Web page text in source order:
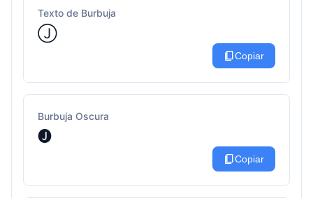
Texto de Burbuja
Ⓙ
content_copyCopiar
Burbuja Oscura
🅙
content_copyCopiar